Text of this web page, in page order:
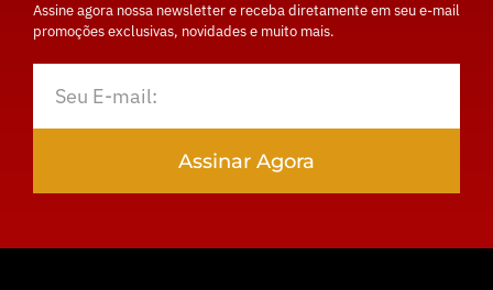
Assine agora nossa newsletter e receba diretamente em seu e-mail
promoções exclusivas, novidades e muito mais.
Assinar Agora